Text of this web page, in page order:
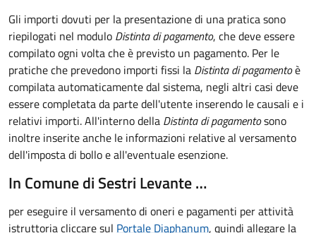
Gli importi dovuti per la presentazione di una pratica sono
riepilogati nel modulo Distinta di pagamento, che deve essere
compilato ogni volta che è previsto un pagamento. Per le
pratiche che prevedono importi fissi la Distinta di pagamentoè
compilata automaticamente dal sistema, negli altri casi deve
essere completata da parte dell'utente inserendo le causali e i
relativi importi.All'interno della Distinta di pagamentosono
inoltre inserite anche le informazioni relative al versamento
dell'imposta di bollo e all'eventuale esenzione.
In Comune di Sestri Levante …
per eseguire il versamento di oneri e pagamenti per attività
istruttoria cliccare sul Portale Diaphanum, quindi allegare la